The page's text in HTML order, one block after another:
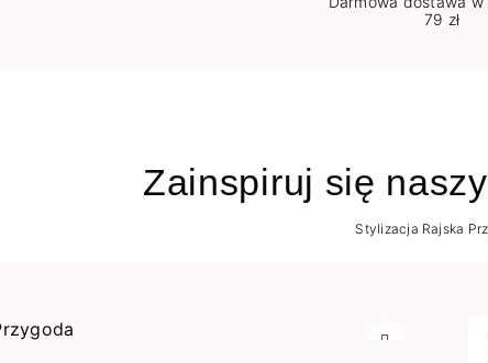
79 zł
Zainspiruj się
Stylizacja Rajska